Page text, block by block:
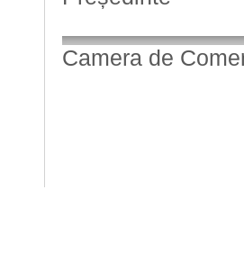
Camera de